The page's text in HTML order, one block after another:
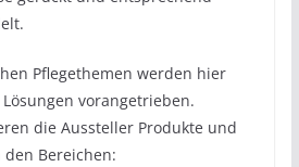
Pflegethemen werden hier
vorangetrieben.
die Aussteller Produkte und
Bereichen: